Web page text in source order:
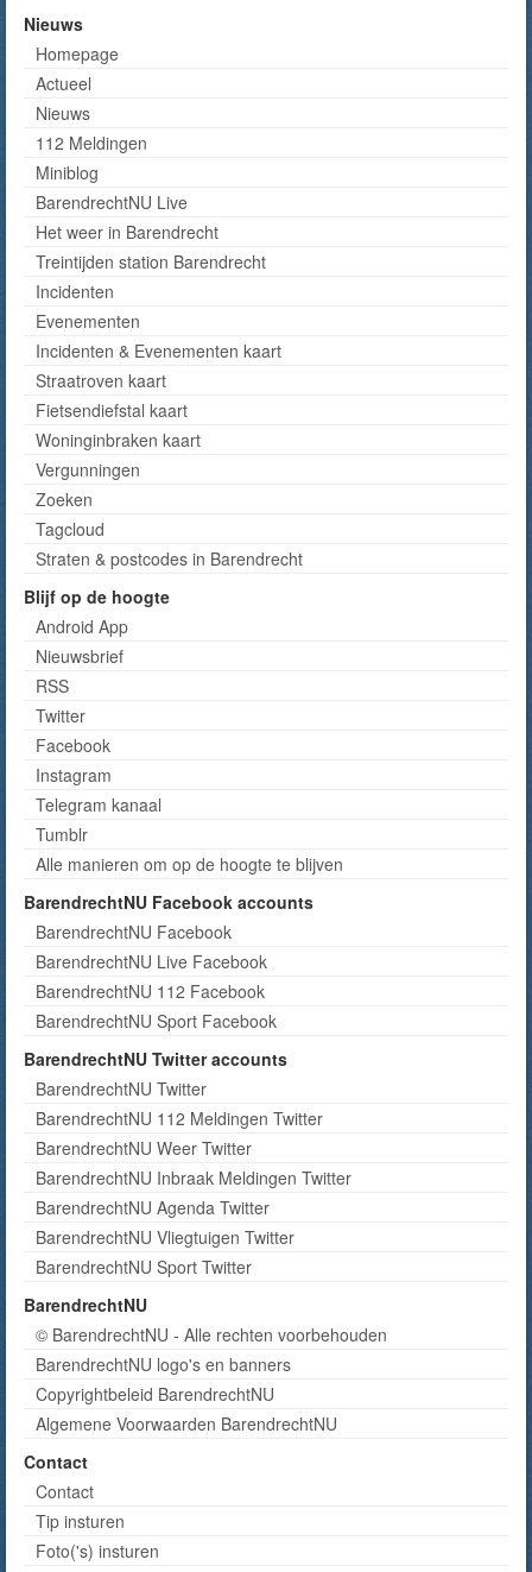
Nieuws
Homepage
Actueel
Nieuws
112 Meldingen
Miniblog
BarendrechtNU Live
Het weer in Barendrecht
Treintijden station Barendrecht
Incidenten
Evenementen
Incidenten & Evenementen kaart
Straatroven kaart
Fietsendiefstal kaart
Woninginbraken kaart
Vergunningen
Zoeken
Tagcloud
Straten & postcodes in Barendrecht
Blijf op de hoogte
Android App
Nieuwsbrief
RSS
Twitter
Facebook
Instagram
Telegram kanaal
Tumblr
Alle manieren om op de hoogte te blijven
BarendrechtNU Facebook accounts
BarendrechtNU Facebook
BarendrechtNU Live Facebook
BarendrechtNU 112 Facebook
BarendrechtNU Sport Facebook
BarendrechtNU Twitter accounts
BarendrechtNU Twitter
BarendrechtNU 112 Meldingen Twitter
BarendrechtNU Weer Twitter
BarendrechtNU Inbraak Meldingen Twitter
BarendrechtNU Agenda Twitter
BarendrechtNU Vliegtuigen Twitter
BarendrechtNU Sport Twitter
BarendrechtNU
© BarendrechtNU - Alle rechten voorbehouden
BarendrechtNU logo's en banners
Copyrightbeleid BarendrechtNU
Algemene Voorwaarden BarendrechtNU
Contact
Contact
Tip insturen
Foto('s) insturen